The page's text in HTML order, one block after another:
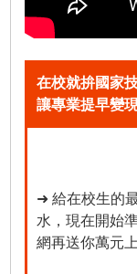
在校就拚國家
讓專業提早變
➜ 給在校生的
水，現在開始
網再送你萬元